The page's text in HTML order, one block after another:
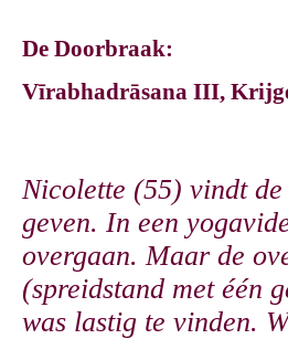
De Doorbraak:
Vīrabhadrāsana III,
Nicolette (55) vindt
geven. In een
overgaan. Maar de
(spreidstand met één
was lastig te vinden.